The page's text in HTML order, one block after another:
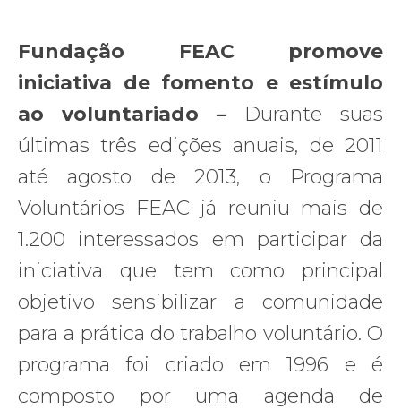
Fundação FEAC promove
iniciativa de fomento e estímulo
ao voluntariado – Durante suas
últimas três edições anuais, de 2011
até agosto de 2013, o Programa
Voluntários FEAC já reuniu mais de
1.200 interessados em participar da
iniciativa que tem como principal
objetivo sensibilizar a comunidade
para a prática do trabalho voluntário. O
programa foi criado em 1996 e é
composto por uma agenda de